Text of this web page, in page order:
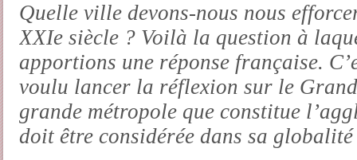
Quelle ville devons-nous nous
XXIe siècle ? Voilà la question à
apportions une réponse française.
voulu lancer la réflexion sur le
grande métropole que constitue
doit être considérée dans sa